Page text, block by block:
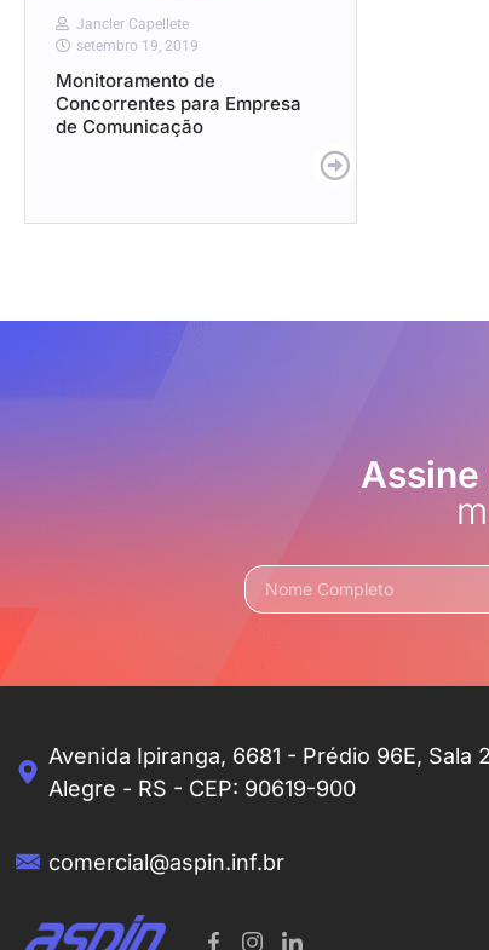
Jancler Capellete
setembro 19, 2019
Monitoramento de
Concorrentes para Empresa
de Comunicação
Avenida Ipiranga, 6681 - Prédio 96E, Sala
Alegre - RS - CEP: 90619-900
comercial@aspin.inf.br